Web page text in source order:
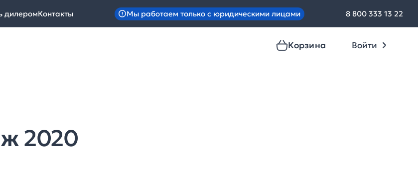
дилеромКонтакты Мы работаем только с юридическими лицами 8 800 333 13 22
Корзина Войти
2020